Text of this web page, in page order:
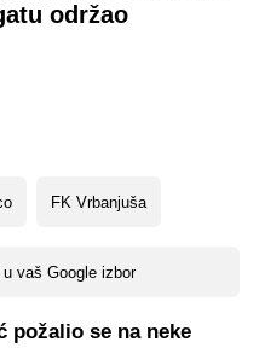
održao
FK Vrbanjuša
vaš Google izbor
požalio se na neke